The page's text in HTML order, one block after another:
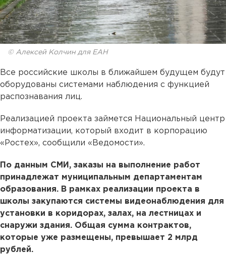
© Алексей Колчин для ЕАН
Все российские школы в ближайшем будущем будут
оборудованы системами наблюдения с функцией
распознавания лиц.
Реализацией проекта займется Национальный центр
информатизации, который входит в корпорацию
«Ростех», сообщили «Ведомости».
По данным СМИ, заказы на выполнение работ
принадлежат муниципальным департаментам
образования. В рамках реализации проекта в
школы закупаются системы видеонаблюдения для
установки в коридорах, залах, на лестницах и
снаружи здания. Общая сумма контрактов,
которые уже размещены, превышает 2 млрд
рублей.